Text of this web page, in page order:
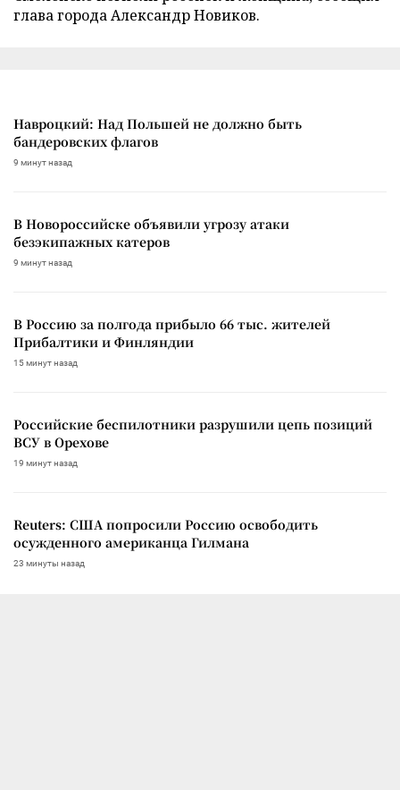
глава города Александр Новиков.
Навроцкий: Над Польшей не должно быть
бандеровских флагов
9 минут назад
В Новороссийске объявили угрозу атаки
безэкипажных катеров
9 минут назад
В Россию за полгода прибыло 66 тыс. жителей
Прибалтики и Финляндии
15 минут назад
Российские беспилотники разрушили цепь позиций
ВСУ в Орехове
19 минут назад
Reuters: США попросили Россию освободить
осужденного американца Гилмана
23 минуты назад